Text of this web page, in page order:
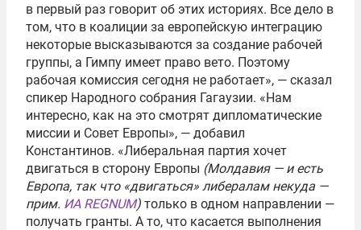
в первый раз говорит об этих историях. Все дело в
том, что в коалиции за европейскую интеграцию
некоторые высказываются за создание рабочей
группы, а Гимпу имеет право вето. Поэтому
рабочая комиссия сегодня не работает», — сказал
спикер Народного собрания Гагаузии. «Нам
интересно, как на это смотрят дипломатические
миссии и Совет Европы», — добавил
Константинов. «Либеральная партия хочет
двигаться в сторону Европы (Молдавия — и есть
Европа, так что «двигаться» либералам некуда —
прим. ИА REGNUM) только в одном направлении —
получать гранты. А то, что касается выполнения